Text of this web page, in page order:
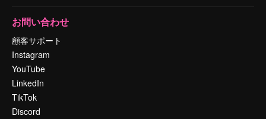
お問い合わせ
顧客サポート
Instagram
YouTube
LinkedIn
TikTok
Discord